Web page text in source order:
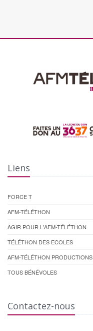
Liens
FORCE T
AFM-TÉLÉTHON
AGIR POUR L'AFM-TÉLÉTHON
TÉLÉTHON DES ECOLES
AFM-TÉLÉTHON PRODUCTIONS
TOUS BÉNÉVOLES
Contactez-nous